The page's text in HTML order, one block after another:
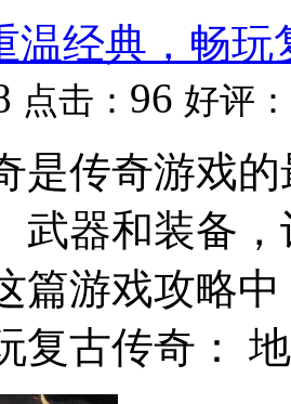
温经典，畅玩
点击： 96 好评：
是传奇游戏
武器和装备
篇游戏攻略
复古传奇：